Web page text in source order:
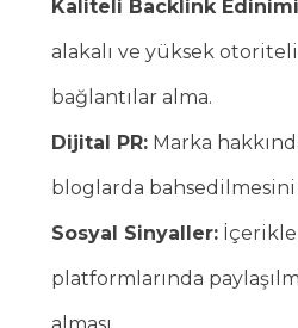
Kaliteli Backlink
alakalı ve yüksek
bağlantılar alma.
Dijital PR: Marka
bloglarda bahsedilmesini
Sosyal Sinyaller:
platformlarında